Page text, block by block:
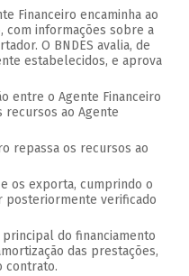
Financeiro encaminha ao
com informações sobre a
O BNDES avalia, de
estabelecidos, e aprova
entre o Agente Financeiro
recursos ao Agente
repassa os recursos ao
os exporta, cumprindo o
posteriormente verificado
do financiamento
das prestações,
contrato.